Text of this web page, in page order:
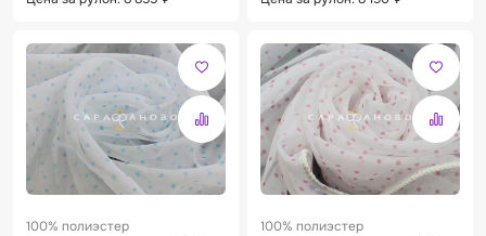
100% полиэстер 100% полиэстер